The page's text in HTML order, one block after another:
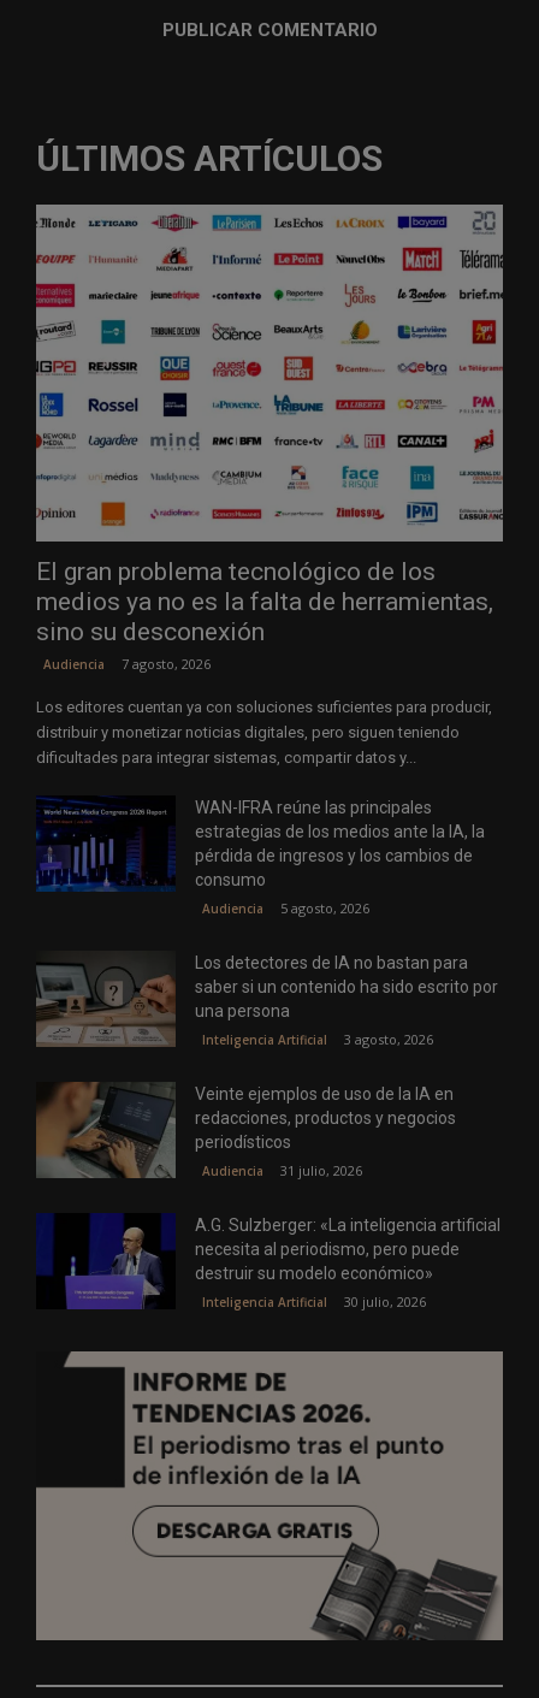
ÚLTIMOS ARTÍCULOS
El gran problema tecnológico de los
medios ya no es la falta de herramientas,
sino su desconexión
Audiencia 7 agosto, 2026
Los editores cuentan ya con soluciones suficientes para producir,
distribuir y monetizar noticias digitales, pero siguen teniendo
dificultades para integrar sistemas, compartir datos y...
WAN-IFRA reúne las principales
estrategias de los medios ante la IA, la
pérdida de ingresos y los cambios de
consumo
Audiencia 5 agosto, 2026
Los detectores de IA no bastan para
saber si un contenido ha sido escrito por
una persona
Inteligencia Artificial 3 agosto, 2026
Veinte ejemplos de uso de la IA en
redacciones, productos y negocios
periodísticos
Audiencia 31 julio, 2026
A.G. Sulzberger: «La inteligencia artificial
necesita al periodismo, pero puede
destruir su modelo económico»
Inteligencia Artificial 30 julio, 2026